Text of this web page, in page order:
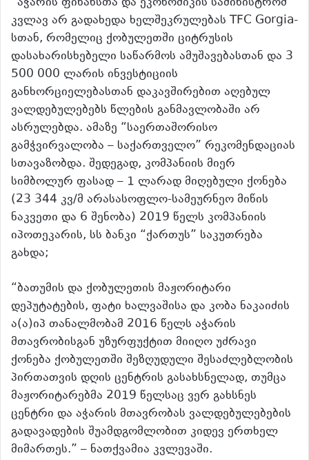
კვლავ არ გადახედა ხელშეკრულებას TFC Gorgia-
სთან, რომელიც ქობულეთში ციტრუსის
დასახარისხებელი საწარმოს ამუშავებასთან და 3
500 000 ლარის ინვესტიციის
განხორციელებასთან დაკავშირებით აღებულ
ვალდებულებებს წლების განმავლობაში არ
ასრულებდა. ამაზე “საერთაშორისო
გამჭვირვალობა – საქართველო” რეკომენდაციას
სთავაზობდა. შედეგად, კომპანიის მიერ
სიმბოლურ ფასად – 1 ლარად მიღებული ქონება
(23 344 კვ/მ არასასოფლო-სამეურნეო მიწის
ნაკვეთი და 6 შენობა) 2019 წელს კომპანიის
იპოთეკარის, სს ბანკი “ქართუს” საკუთრება
გახდა;
“ბათუმის და ქობულეთის მაჟორიტარი
დეპუტატების, ფატი ხალვაშისა და კობა ნაკაიძის
ა(ა)იპ თანალმობამ 2016 წელს აჭარის
მთავრობისგან უზურფუქტით მიიღო უძრავი
ქონება ქობულეთში შეზღუდული შესაძლებლობის
პირთათვის დღის ცენტრის გასახსნელად, თუმცა
მაჟორიტარებმა 2019 წელსაც ვერ გახსნეს
ცენტრი და აჭარის მთავრობას ვალდებულებების
გადავადების შუამდგომლობით კიდევ ერთხელ
მიმართეს.” – ნათქვამია კვლევაში.